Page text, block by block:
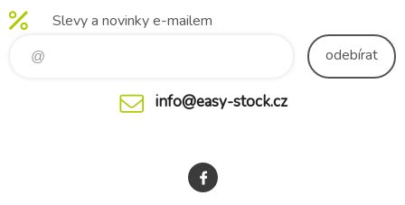
pomůže navléknout spodní
jídelní židličky, dítěti
Slevy a novinky e-mailem
odebírat
info@easy-stock.cz